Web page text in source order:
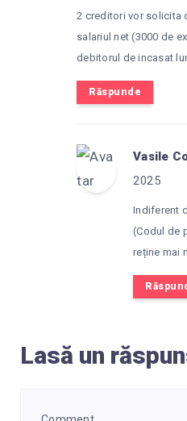
2 creditori vor solicita
salariul net (3000 de
debitorul de incasat
Răspunde
Vasile
2025
Indiferent
(Codul de
reține mai
Lasă un